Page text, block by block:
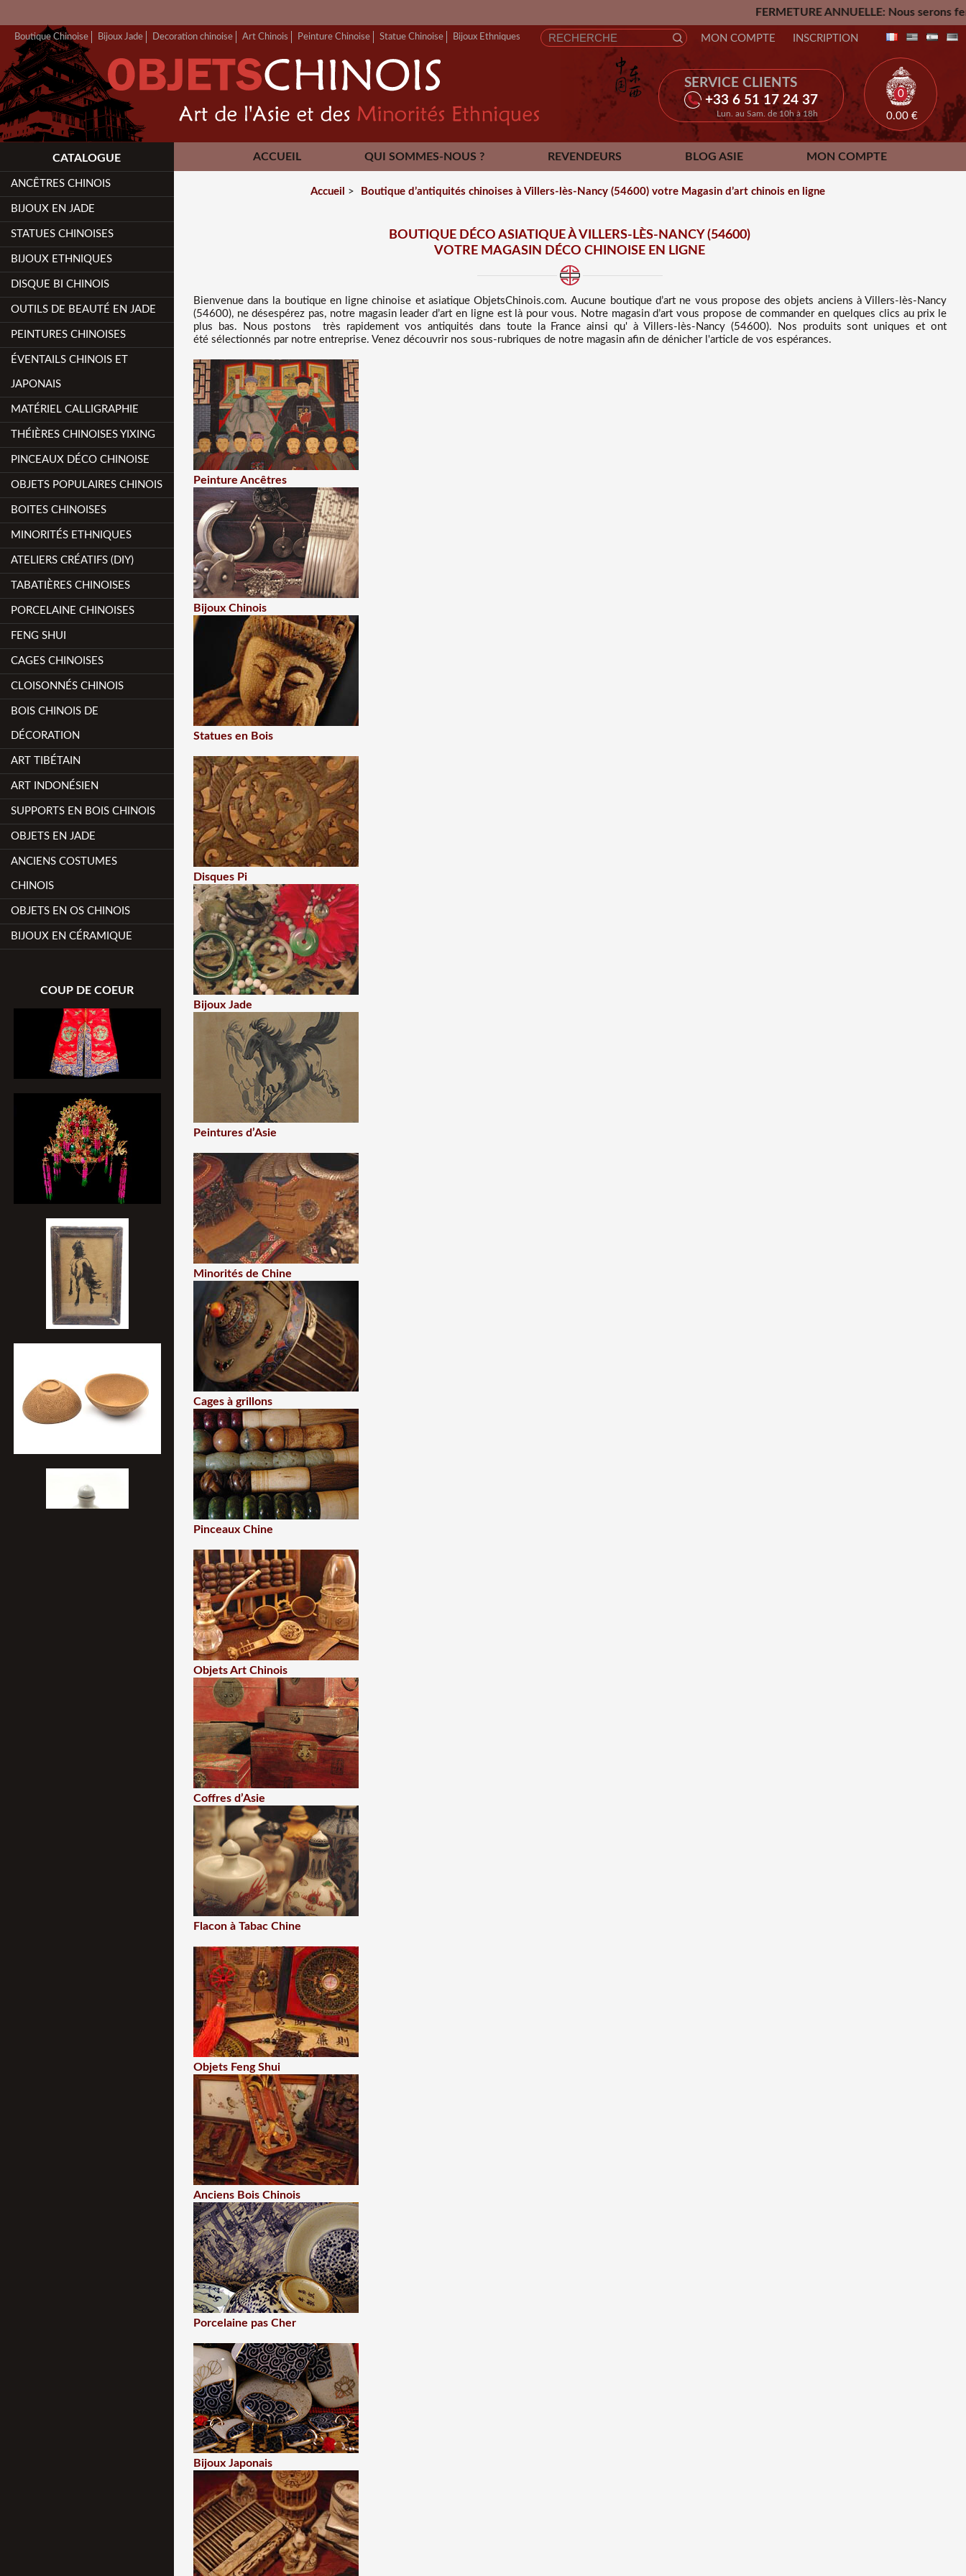
FERMETURE ANNUELLE: Nous serons fermés du
Boutique Chinoise Bijoux Jade Decoration chinoise Art Chinois Peinture Chinoise Statue Chinoise Bijoux Ethniques
SERVICE CLIENTS
+33 6 51 17 24 37
Lun. au Sam. de 10h à 18h
MON COMPTE INSCRIPTION
0
0.00 €
ACCUEIL QUI SOMMES-NOUS ? REVENDEURS BLOG ASIE MON COMPTE
CONTACT
CATALOGUE
ANCÊTRES CHINOIS
BIJOUX EN JADE
STATUES CHINOISES
BIJOUX ETHNIQUES
DISQUE BI CHINOIS
OUTILS DE BEAUTÉ EN JADE
PEINTURES CHINOISES
ÉVENTAILS CHINOIS ET
JAPONAIS
MATÉRIEL CALLIGRAPHIE
THÉIÈRES CHINOISES YIXING
PINCEAUX DÉCO CHINOISE
OBJETS POPULAIRES CHINOIS
BOITES CHINOISES
MINORITÉS ETHNIQUES
ATELIERS CRÉATIFS (DIY)
TABATIÈRES CHINOISES
PORCELAINE CHINOISES
FENG SHUI
CAGES CHINOISES
CLOISONNÉS CHINOIS
BOIS CHINOIS DE
DÉCORATION
ART TIBÉTAIN
ART INDONÉSIEN
SUPPORTS EN BOIS CHINOIS
OBJETS EN JADE
ANCIENS COSTUMES
CHINOIS
OBJETS EN OS CHINOIS
BIJOUX EN CÉRAMIQUE
COUP DE COEUR
Accueil > Boutique d’antiquités chinoises à Villers-lès-Nancy (54600) votre Magasin d’art chinois en ligne
BOUTIQUE DÉCO ASIATIQUE À VILLERS-LÈS-NANCY (54600)
VOTRE MAGASIN DÉCO CHINOISE EN LIGNE
Bienvenue dans la boutique en ligne chinoise et asiatiqueObjetsChinois.com. Aucune boutique d’art ne vous propose desobjets anciens à Villers-lès-Nancy
(54600), ne désespérez pas, notre magasin leader d’art en ligne est là pour vous. Notre magasin d’art vous propose de commander en quelques clics au prix le
plus bas. Nous postons très rapidement vos antiquités dans toute la France ainsi qu' à Villers-lès-Nancy (54600). Nos produits sont uniques et ont
été sélectionnés par notre entreprise. Venez découvrir nos sous-rubriques de notre magasin afin de dénicher l'article de vos espérances.
Peinture Ancêtres
Bijoux Chinois
Statues en Bois
Disques Pi
Bijoux Jade
Peintures d’Asie
Minorités de Chine
Cages à grillons
Pinceaux Chine
Objets Art Chinois
Coffres d’Asie
Flacon à Tabac Chine
Objets Feng Shui
Anciens Bois Chinois
Porcelaine pas Cher
Bijoux Japonais